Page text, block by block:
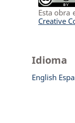
Esta obra
Creative
Idioma
English